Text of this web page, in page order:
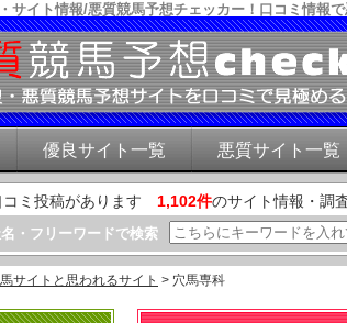
サイト情報/悪質競馬予想チェッカー！口コミ情報
優良サイト一覧 悪質サイト一覧
ミ投稿があります 1,102件のサイト情報・調
・フリーワードで検索
サイトと思われるサイト > 穴馬専科